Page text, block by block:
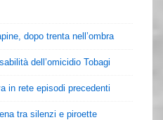
dopo trenta nell’ombra
dell’omicidio Tobagi
in rete episodi precedenti
tra silenzi e piroette